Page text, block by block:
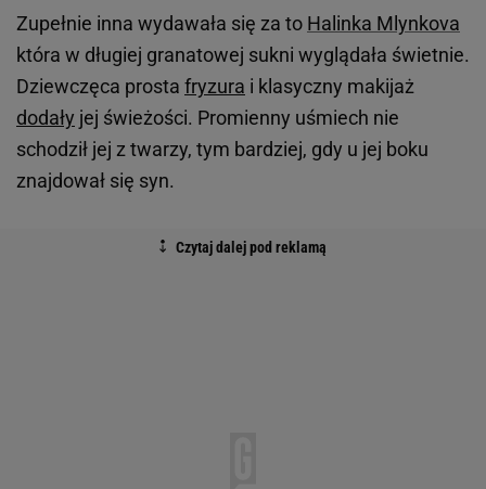
Zupełnie inna wydawała się za to Halinka Mlynkova
która w długiej granatowej sukni wyglądała świetnie.
Dziewczęca prosta fryzura i klasyczny makijaż
dodały jej świeżości. Promienny uśmiech nie
schodził jej z twarzy, tym bardziej, gdy u jej boku
znajdował się syn.